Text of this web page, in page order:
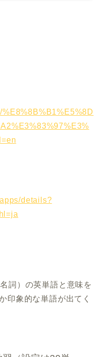
details?
詞）の英単語と意味を
印象的な単語が出てく